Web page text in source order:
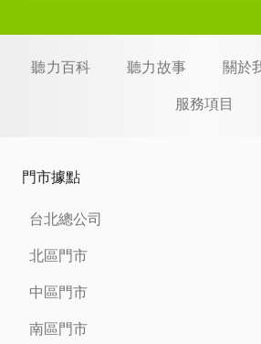
聽力百科 聽力故事 關於
服務項目
門市據點
台北總公司
北區門市
中區門市
南區門市